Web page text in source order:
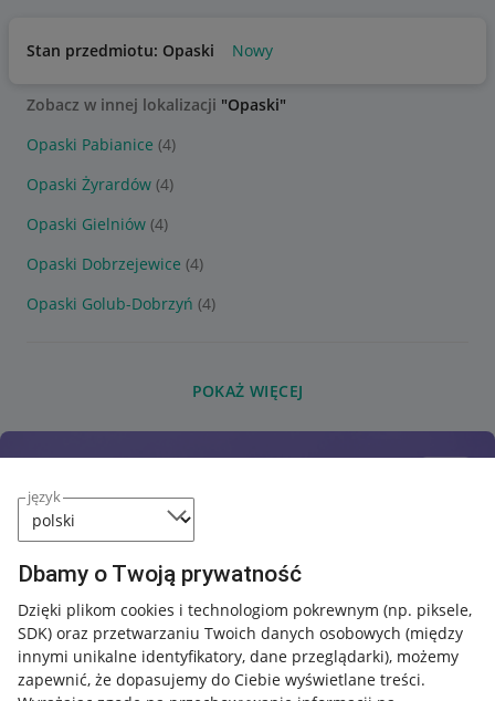
język
Dbamy o Twoją prywatność
Dzięki plikom cookies i technologiom pokrewnym (np. piksele,
SDK) oraz przetwarzaniu Twoich danych osobowych (między
innymi unikalne identyfikatory, dane przeglądarki), możemy
zapewnić, że dopasujemy do Ciebie wyświetlane treści.
Stan przedmiotu: Opaski Nowy
Zobacz w innej lokalizacji "Opaski"
Opaski Pabianice (4)
Opaski Żyrardów (4)
Opaski Gielniów (4)
Opaski Dobrzejewice (4)
Opaski Golub-Dobrzyń (4)
POKAŻ WIĘCEJ